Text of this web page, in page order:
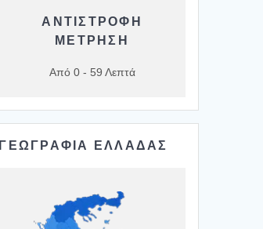
ΑΝΤΙΣΤΡΟΦΗ
ΜΕΤΡΗΣΗ
Από 0 - 59 Λεπτά
ΓΕΩΓΡΑΦΙΑ ΕΛΛΑΔΑΣ